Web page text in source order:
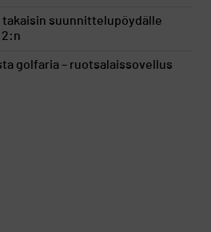
takaisin suunnittelupöydälle
2:n
golfaria – ruotsalaissovellus